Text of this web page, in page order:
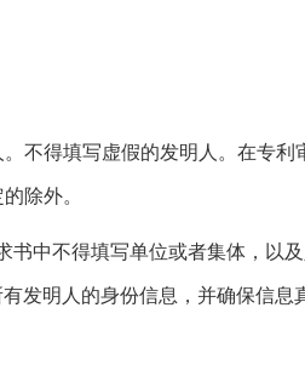
不得填写虚假的发明人。在专
除外。
书中不得填写单位或者集体，以
发明人的身份信息，并确保信